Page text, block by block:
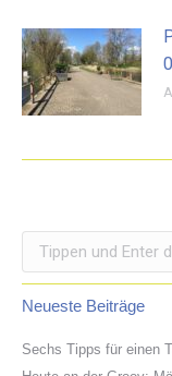
Neueste Beiträge
Sechs Tipps für einen